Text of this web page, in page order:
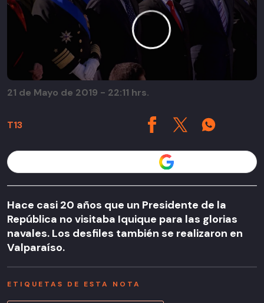
T13
21 de Mayo de 2019 - 22:11 hrs.
Hace casi 20 años que un Presidente de la
República no visitaba Iquique para las glorias
navales. Los desfiles también se realizaron en
Valparaíso.
ETIQUETAS DE ESTA NOTA